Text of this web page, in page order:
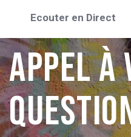
Ecouter en Direct
Info
appel à